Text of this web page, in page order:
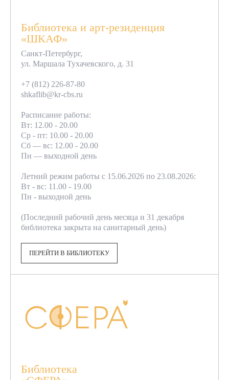
Библиотека и арт-резиденция
«ШКАФ»
Санкт-Петербург,
ул. Маршала Тухачевского, д. 31
+7 (812) 226-87-80
shkaflib@kr-cbs.ru
Расписание работы:
Вт: 12.00 - 20.00
Ср - пт: 10.00 - 20.00
Сб — вс: 12.00 - 20.00
Пн — выходной день
Летний режим работы с 15.06.2026 по 23.08.2026:
Вт - вс: 11.00 - 19.00
Пн - выходной день
(Последний рабочий день месяца и 31 декабря
библиотека закрыта на санитарный день)
ПЕРЕЙТИ В БИБЛИОТЕКУ
Библиотека